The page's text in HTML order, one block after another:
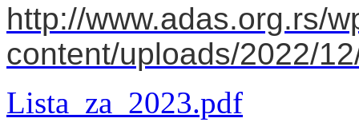
http://www.adas.org.rs/
content/uploads/2022/
Lista_za_2023.pdf